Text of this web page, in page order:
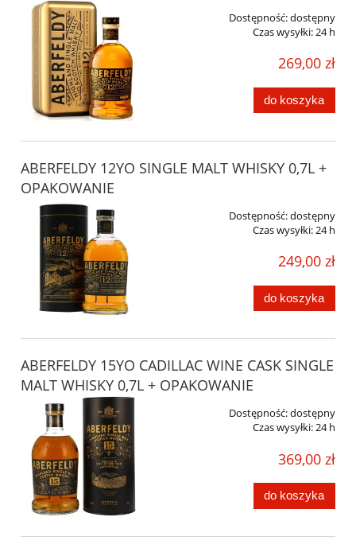
Dostępność:dostępny
Czas wysyłki:24 h
269,00 zł
do koszyka
ABERFELDY 12YO SINGLE MALT WHISKY 0,7L +
OPAKOWANIE
Dostępność:dostępny
Czas wysyłki: 24 h
249,00 zł
do koszyka
ABERFELDY 15YO CADILLAC WINE CASK SINGLE
MALT WHISKY 0,7L + OPAKOWANIE
Dostępność:dostępny
Czas wysyłki:24 h
369,00 zł
do koszyka